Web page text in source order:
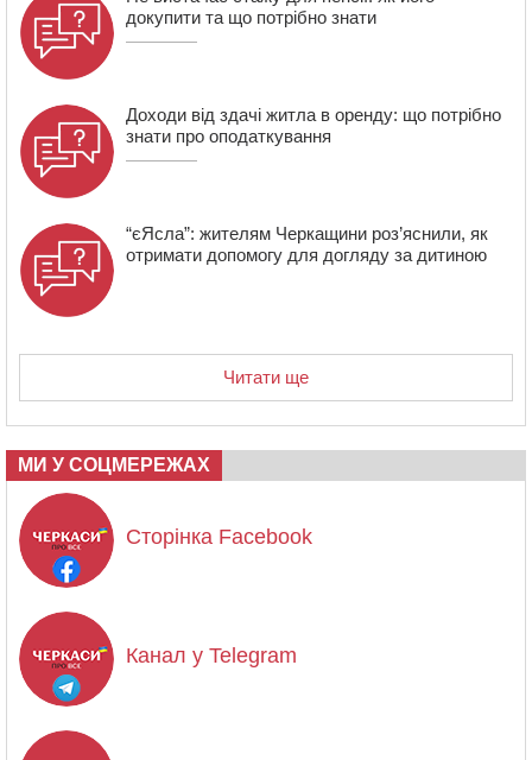
18:23
Зарядка, йога, сапи та нові знайомства: у Черкасах
закрили сезон літнього табору для людей поважного
віку
докупити та що потрібно знати
Доходи від здачі житла в оренду: що потрібно
знати про оподаткування
“єЯсла”: жителям Черкащини роз’яснили, як
отримати допомогу для догляду за дитиною
Читати ще
МИ У СОЦМЕРЕЖАХ
Сторінка Facebook
Канал у Telegram